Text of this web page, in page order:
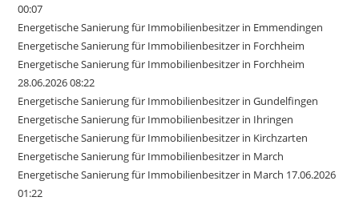
00:07
Energetische Sanierung für Immobilienbesitzer in Emmendingen
Energetische Sanierung für Immobilienbesitzer in Forchheim
Energetische Sanierung für Immobilienbesitzer in Forchheim
28.06.2026 08:22
Energetische Sanierung für Immobilienbesitzer in Gundelfingen
Energetische Sanierung für Immobilienbesitzer in Ihringen
Energetische Sanierung für Immobilienbesitzer in Kirchzarten
Energetische Sanierung für Immobilienbesitzer in March
Energetische Sanierung für Immobilienbesitzer in March 17.06.2026
01:22